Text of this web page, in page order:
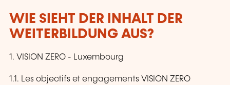
WIE SIEHT DER INHALT DER
WEITERBILDUNG AUS?
1. VISION ZERO - Luxembourg
1.1. Les objectifs et engagements VISION ZERO